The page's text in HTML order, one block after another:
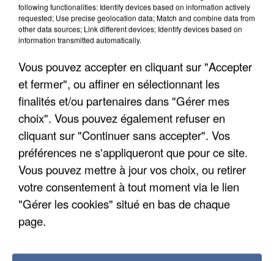
APRÈS TOUTES CES CANICULES, LES REFUGES
DE FAUNE SAUVAGE SONT...
following functionalities: Identify devices based on information actively
requested; Use precise geolocation data; Match and combine data from
other data sources; Link different devices; Identify devices based on
information transmitted automatically.
Vous pouvez accepter en cliquant sur "Accepter
et fermer", ou affiner en sélectionnant les
finalités et/ou partenaires dans "Gérer mes
choix". Vous pouvez également refuser en
cliquant sur "Continuer sans accepter". Vos
préférences ne s'appliqueront que pour ce site.
Vous pouvez mettre à jour vos choix, ou retirer
votre consentement à tout moment via le lien
"Gérer les cookies" situé en bas de chaque
page.